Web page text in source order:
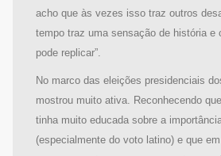
acho que às vezes isso traz outros
tempo traz uma sensação de história e
pode replicar”.
No marco das eleições presidenciais
mostrou muito ativa. Reconhecendo
tinha muito educada sobre a
(especialmente do voto latino) e que